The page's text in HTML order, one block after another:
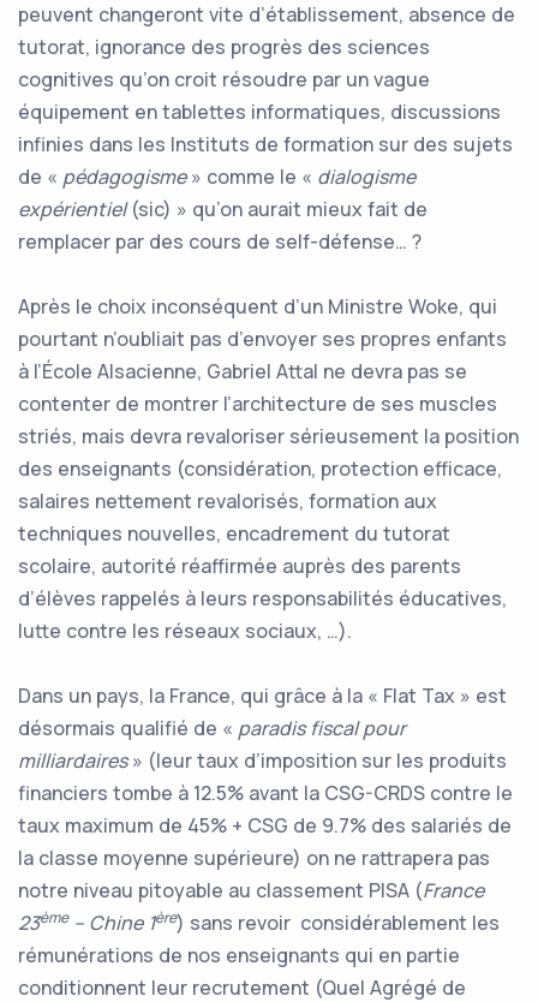
peuvent changeront vite d’établissement, absence de
tutorat, ignorance des progrès des sciences
cognitives qu’on croit résoudre par un vague
équipement en tablettes informatiques, discussions
infinies dans les Instituts de formation sur des sujets
de « pédagogisme» comme le « dialogisme
expérientiel(sic) » qu’on aurait mieux fait de
remplacer par des cours de self-défense… ?
Après le choix inconséquent d’un Ministre Woke, qui
pourtant n’oubliait pas d’envoyer ses propres enfants
à l’École Alsacienne, Gabriel Attal ne devra pas se
contenter de montrer l’architecture de ses muscles
striés, mais devra revaloriser sérieusement la position
des enseignants (considération, protection efficace,
salaires nettement revalorisés, formation aux
techniques nouvelles, encadrement du tutorat
scolaire, autorité réaffirmée auprès des parents
d’élèves rappelés à leurs responsabilités éducatives,
lutte contre les réseaux sociaux, …).
Dans un pays, la France, qui grâce à la « Flat Tax » est
désormais qualifié de « paradis fiscal pour
milliardaires» (leur taux d’imposition sur les produits
financiers tombe à 12.5% avant la CSG-CRDS contre le
taux maximum de 45% + CSG de 9.7% des salariés de
la classe moyenne supérieure) on ne rattrapera pas
notre niveau pitoyable au classement PISA (France
23ème– Chine 1ère) sans revoir considérablement les
rémunérations de nos enseignants qui en partie
conditionnent leur recrutement (Quel Agrégé de